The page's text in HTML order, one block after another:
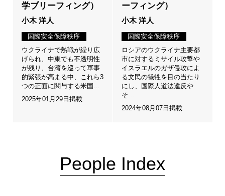
学ブリーフィング）
小木 洋人
国際安全保障秩序
ウクライナで熱戦が繰り広
げられ、中東でも不透明性
が残り、台湾を巡って軍事
的緊張が高まる中、これら3
つの正面に関与する米国…
2025年01月29日掲載
ーフィング）
小木 洋人
国際安全保障秩序
ロシアのウクライナ主要都
市に対するミサイル攻撃や
イスラエルのガザ侵攻によ
る文民の犠牲を目の当たり
にし、国際人道法違反や
そ…
2024年08月07日掲載
People Index